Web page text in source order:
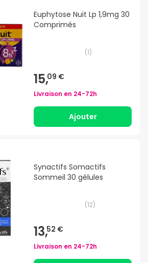
Euphytose Nuit Lp 1,9mg 30
Comprimés
(1)
15,09 €
Livraison en 24-72h
Ajouter
Synactifs Somactifs
Sommeil 30 gélules
(12)
13,52 €
Livraison en 24-72h